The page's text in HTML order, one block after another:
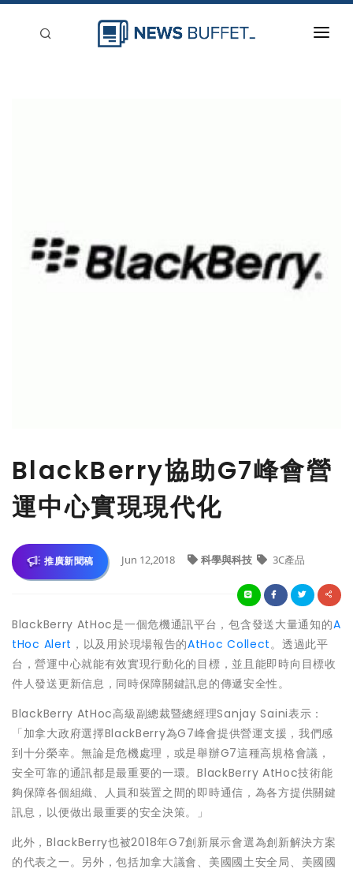
BlackBerry協助G7峰會營
運中心實現現代化
推廣新聞稿 Jun 12,2018 科學與科技 3C產品
BlackBerry AtHoc是一個危機通訊平台，包含發送大量通知的A
tHoc Alert ，以及用於現場報告的AtHoc Collect。透過此平
台，營運中心就能有效實現行動化的目標，並且能即時向目標收
件人發送更新信息，同時保障關鍵訊息的傳遞安全性。
BlackBerry AtHoc高級副總裁暨總經理Sanjay Saini表示：
「加拿大政府選擇BlackBerry為G7峰會提供營運支援，我們感
到十分榮幸。無論是危機處理，或是舉辦G7這種高規格會議，
安全可靠的通訊都是最重要的一環。BlackBerry AtHoc技術能
夠保障各個組織、人員和裝置之間的即時通信，為各方提供關鍵
訊息，以便做出最重要的安全決策。」
此外，BlackBerry也被2018年G7創新展示會選為創新解決方案
的代表之一。另外，包括加拿大議會、美國國土安全局、美國國